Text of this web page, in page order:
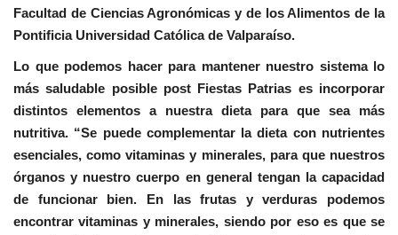
Facultad de Ciencias Agronómicas y de los Alimentos de la
Pontificia Universidad Católica de Valparaíso.
Lo que podemos hacer para mantener nuestro sistema lo
más saludable posible post Fiestas Patrias es incorporar
distintos elementos a nuestra dieta para que sea más
nutritiva. “Se puede complementar la dieta con nutrientes
esenciales, como vitaminas y minerales, para que nuestros
órganos y nuestro cuerpo en general tengan la capacidad
de funcionar bien. En las frutas y verduras podemos
encontrar vitaminas y minerales, siendo por eso es que se